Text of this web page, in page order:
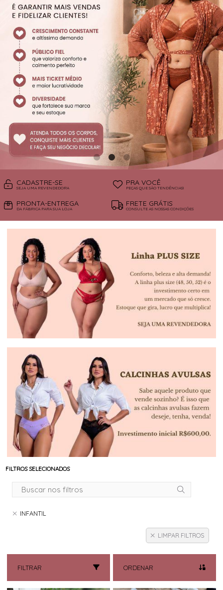
SUTIÃS
CADASTRE-SE
SEJA UMA REVENDEDORA
PRA VOCÊ
PEÇAS QUE SÃO TENDÊNCIAS!
PRONTA-ENTREGA
DA FÁBRICA PARA SUA LOJA
FRETE GRÁTIS
CONSULTE AS NOSSAS CONDIÇÕES
FILTROS SELECIONADOS
INFANTIL
LIMPAR FILTROS
FILTRAR ORDENAR